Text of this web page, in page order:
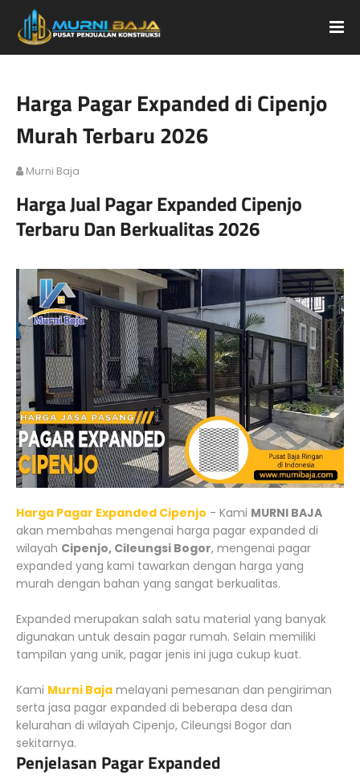
Harga Pagar Expanded di Cipenjo
Murah Terbaru 2026
Murni Baja
Harga Jual Pagar Expanded Cipenjo
Terbaru Dan Berkualitas 2026
Harga Pagar Expanded Cipenjo - Kami MURNI BAJA
akan membahas mengenai harga pagar expanded di
wilayah Cipenjo, Cileungsi Bogor, mengenai pagar
expanded yang kami tawarkan dengan harga yang
murah dengan bahan yang sangat berkualitas.
Expanded merupakan salah satu material yang banyak
digunakan untuk desain pagar rumah. Selain memiliki
tampilan yang unik, pagar jenis ini juga cukup kuat.
Kami Murni Baja melayani pemesanan dan pengiriman
serta jasa pagar expanded di beberapa desa dan
kelurahan di wilayah Cipenjo, Cileungsi Bogor dan
sekitarnya.
Penjelasan Pagar Expanded